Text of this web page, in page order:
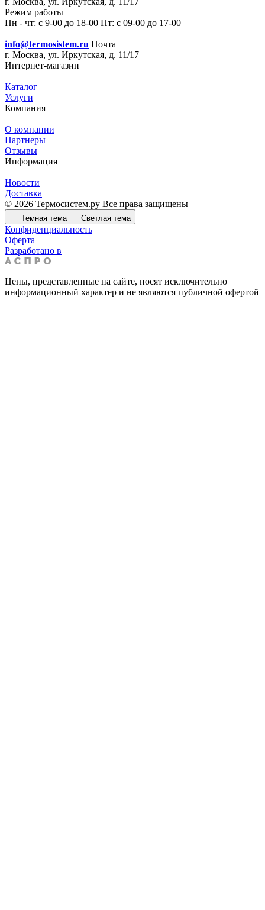
Режим работы
Пн - чт: с 9-00 до 18-00 Пт: с 09-00 до 17-00
info@termosistem.ru Почта
г. Москва, ул. Иркутская, д. 11/17
Интернет-магазин
Каталог
Услуги
Компания
О компании
Партнеры
Отзывы
Информация
Новости
Доставка
© 2026 Термосистем.ру Все права защищены
Темная тема Светлая тема
Конфиденциальность
Оферта
Разработано в
Цены, представленные на сайте, носят исключительно
информационный характер и не являются публичной офертой